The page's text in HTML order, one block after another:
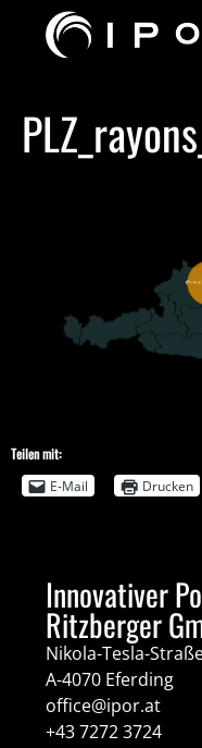
Teilen mit:
E-Mail
Drucken
Innovativer
Ritzberger
Nikola-Tesla-
A-4070 Eferding
office@ipor.at
+43 7272 3724